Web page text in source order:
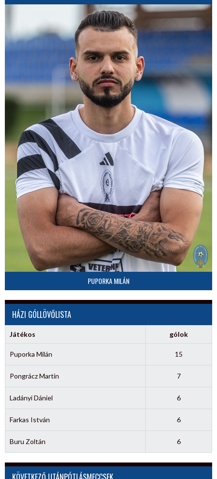
PUPORKA MILÁN
HÁZI GÓLLÖVŐLISTA
Játékos gólok
Puporka Milán 15
Pongrácz Martin 7
Ladányi Dániel 6
Farkas István 6
Buru Zoltán 6